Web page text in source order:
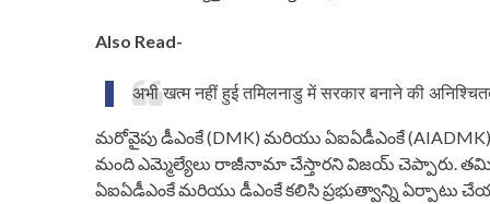
Also Read-
अभी खत्म नहीं हुई तमिलनाडु में सरकार बनाने की
మరోవైపు డీఎంకే (DMK) మరియు ఏఐఏడీఎంకే
మంది ఎమ్మెల్యేలు రాజీనామా చేస్తారని విజయ్ చెప్పారు.
ఏఐఏడీఎంకే మరియు డీఎంకే కలిసి ప్రభుత్వాన్ని ఏర్పాటు